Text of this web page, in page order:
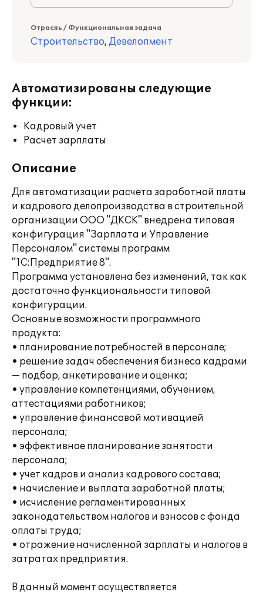
Отрасль / Функциональная задача
Строительство, Девелопмент
Автоматизированы следующие
функции:
Кадровый учет
Расчет зарплаты
Описание
Для автоматизации расчета заработной платы
и кадрового делопроизводства в строительной
организации ООО "ДКСК" внедрена типовая
конфигурация "Зарплата и Управление
Персоналом" системы программ
"1С:Предприятие 8".
Программа установлена без изменений, так как
достаточно функциональности типовой
конфигурации.
Основные возможности программного
продукта:
• планирование потребностей в персонале;
• решение задач обеспечения бизнеса кадрами
— подбор, анкетирование и оценка;
• управление компетенциями, обучением,
аттестациями работников;
• управление финансовой мотивацией
персонала;
• эффективное планирование занятости
персонала;
• учет кадров и анализ кадрового состава;
• начисление и выплата заработной платы;
• исчисление регламентированных
законодательством налогов и взносов с фонда
оплаты труда;
• отражение начисленной зарплаты и налогов в
затратах предприятия.
В данный момент осуществляется